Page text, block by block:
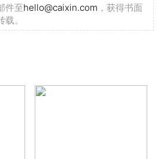
件至hello@caixin.com ，获得书面
。